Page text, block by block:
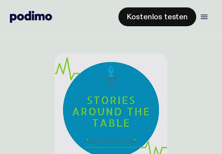
Kostenlos testen